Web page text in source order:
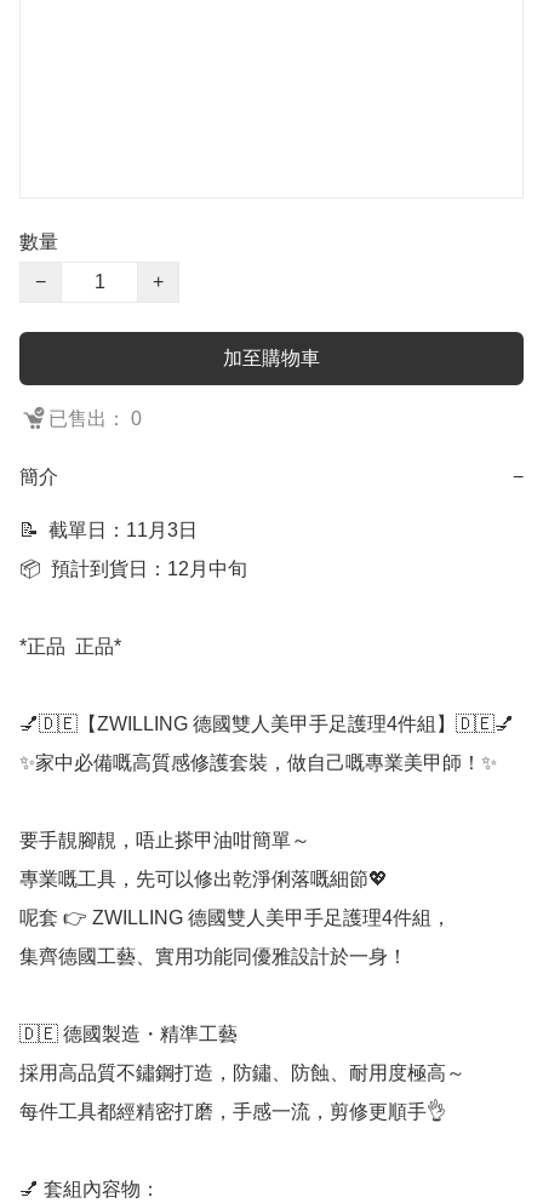
數量
−
+
加至購物車
已售出： 0
簡介 −
📝  截單日：11月3日
📦  預計到貨日：12月中旬
*正品  正品*
💅🇩🇪【ZWILLING 德國雙人美甲手足護理4件組】🇩🇪💅
✨家中必備嘅高質感修護套裝，做自己嘅專業美甲師！✨
要手靚腳靚，唔止搽甲油咁簡單～
專業嘅工具，先可以修出乾淨俐落嘅細節💖
呢套 👉 ZWILLING 德國雙人美甲手足護理4件組，
集齊德國工藝、實用功能同優雅設計於一身！
🇩🇪 德國製造・精準工藝
採用高品質不鏽鋼打造，防鏽、防蝕、耐用度極高～
每件工具都經精密打磨，手感一流，剪修更順手👌
💅 套組內容物：